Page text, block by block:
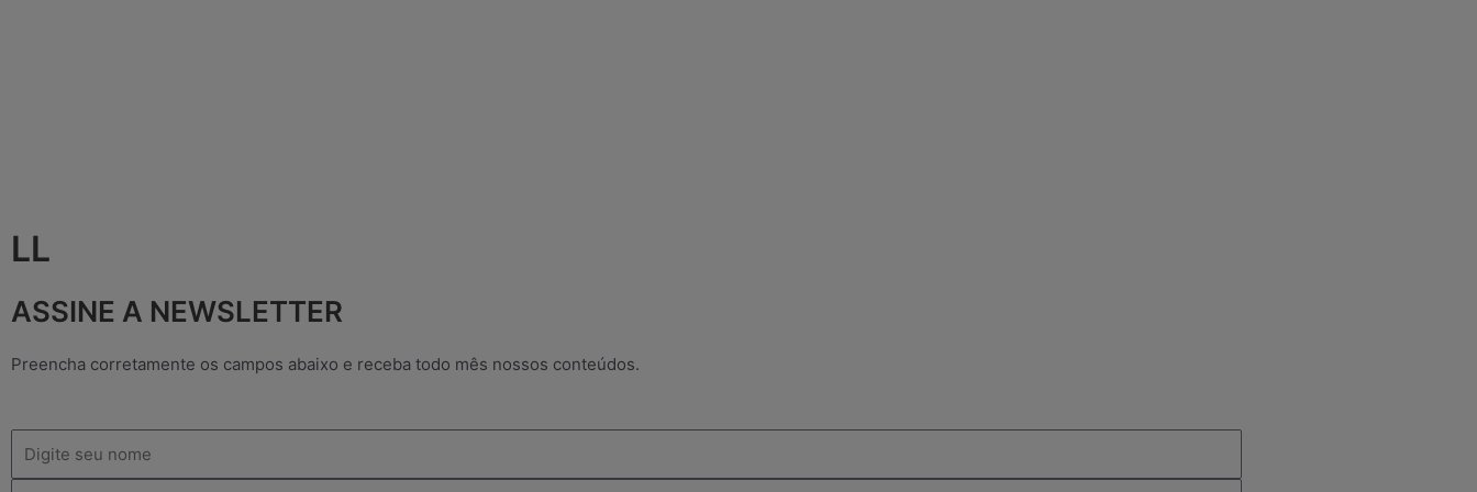
LL
ASSINE A NEWSLETTER
Preencha corretamente os campos abaixo e receba todo mês nossos conteúdos.